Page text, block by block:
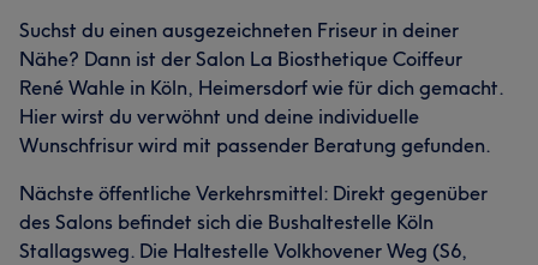
Suchst du einen ausgezeichneten Friseur in deiner
Nähe? Dann ist der Salon La Biosthetique Coiffeur
René Wahle in Köln, Heimersdorf wie für dich gemacht.
Hier wirst du verwöhnt und deine individuelle
Wunschfrisur wird mit passender Beratung gefunden.
Nächste öffentliche Verkehrsmittel: Direkt gegenüber
des Salons befindet sich die Bushaltestelle Köln
Stallagsweg. Die Haltestelle Volkhovener Weg (S6,